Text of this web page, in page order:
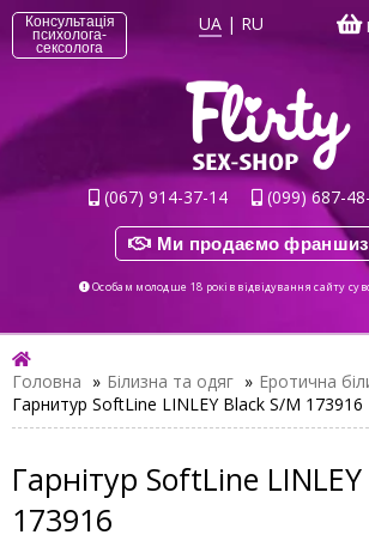
Консультація
психолога-
сексолога
UA | RU
(067) 914-37-14 (099) 687-
Ми продаємо
Особам молодше 18 років відвідування сайту
Головна » Білизна та одяг » Еротична
Гарнитур SoftLine LINLEY Black S/M 173916
Гарнітур SoftLine
173916